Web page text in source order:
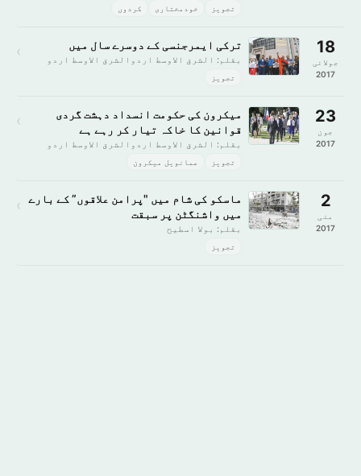
تجویز خودمختاری کردوں
18
جولائی
2017
ترکی ایمرجنسی کے دوسرے سال میں
بقلم: الشرق الاوسط اردوالشرق الاوسط اردو
تجویز
›
23
جون
2017
میکرون کی حکومت انسداد دہشت گردی
قوانین کا خاکہ تیار کر رہے ہے
بقلم: الشرق الاوسط اردوالشرق الاوسط اردو
تجویز عمانویل میکرون
›
2
مئی
2017
ماسکو کی شام میں "پرامن علاقوں” کے بارے
میں واشنگٹن پر سبقت
بقلم: بولا اسطیح
تجویز
›